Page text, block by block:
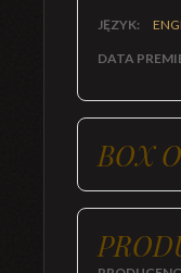
JĘZYK:
DATA
BOX